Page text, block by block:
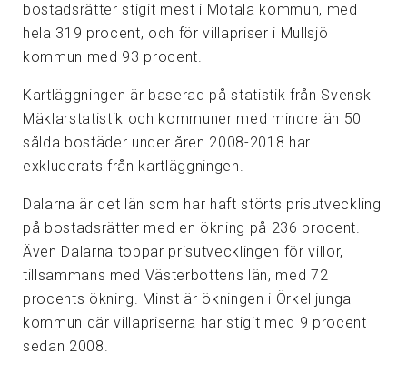
bostadsrätter stigit mest i Motala kommun, med
hela 319 procent, och för villapriser i Mullsjö
kommun med 93 procent.
Kartläggningen är baserad på statistik från Svensk
Mäklarstatistik och kommuner med mindre än 50
sålda bostäder under åren 2008-2018 har
exkluderats från kartläggningen.
Dalarna är det län som har haft störts prisutveckling
på bostadsrätter med en ökning på 236 procent.
Även Dalarna toppar prisutvecklingen för villor,
tillsammans med Västerbottens län, med 72
procents ökning. Minst är ökningen i Örkelljunga
kommun där villapriserna har stigit med 9 procent
sedan 2008.